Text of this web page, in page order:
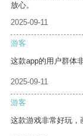
放心。
2025-09-11
游客
这款app的用户群体
2025-09-11
游客
这款游戏非常好玩，